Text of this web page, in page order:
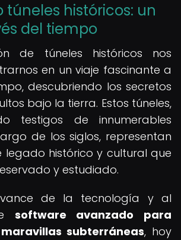
túneles históricos: un
del tiempo
de túneles históricos nos
en un viaje fascinante a
descubriendo los secretos
bajo la tierra. Estos túneles,
testigos de innumerables
de los siglos, representan
legado histórico y cultural que
y estudiado.
de la tecnología y al
software avanzado para
subterráneas, hoy